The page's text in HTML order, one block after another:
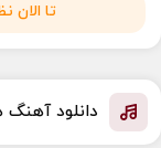
تا الان
دانلود